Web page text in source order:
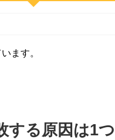
ます。
する原因は1